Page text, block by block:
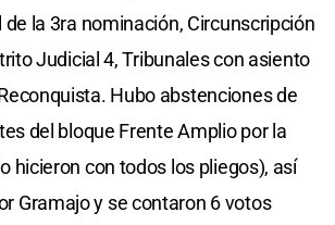
de la 3ra nominación, Circunscripción
Judicial 4, Tribunales con asiento
Hubo abstenciones de
del bloque Frente Amplio por la
hicieron con todos los pliegos), así
Gramajo y se contaron 6 votos